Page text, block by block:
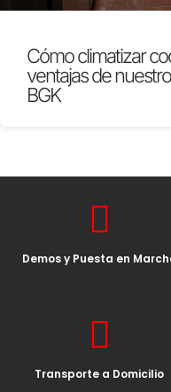
Cómo climatizar
ventajas de
BGK
Demos y Puesta en
Transporte a Domicilio